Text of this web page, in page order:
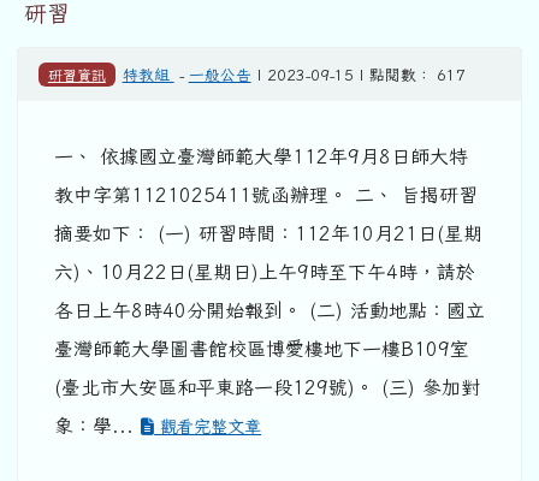
研習
研習資訊 特教組 - 一般公告 | 2023-09-15 | 點閱數： 617
一、 依據國立臺灣師範大學112年9月8日師大特
教中字第1121025411號函辦理。 二、 旨揭研習
摘要如下： (一) 研習時間：112年10月21日(星期
六)、10月22日(星期日)上午9時至下午4時，請於
各日上午8時40分開始報到。 (二) 活動地點：國立
臺灣師範大學圖書館校區博愛樓地下一樓B109室
(臺北市大安區和平東路一段129號)。 (三) 參加對
象：學...
觀看完整文章